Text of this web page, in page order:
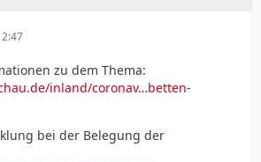
zu dem Thema:
inland/coronav…betten-
bei der Belegung der